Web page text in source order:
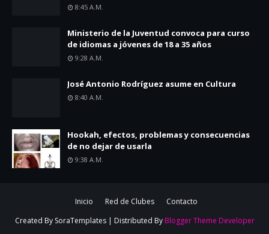
8:45 A.m.
Ministerio de la Juventud convoca para curso
de idiomas a jóvenes de 18 a 35 años
9:28 A.m.
José Antonio Rodríguez asume en Cultura
8:40 A.m.
Hookah, efectos, problemas y consecuencias
de no dejar de usarla
9:38 A.m.
Inicio Red de Clubes
Contacto
Created By SoraTemplates| Distributed By Blogger Theme Developer